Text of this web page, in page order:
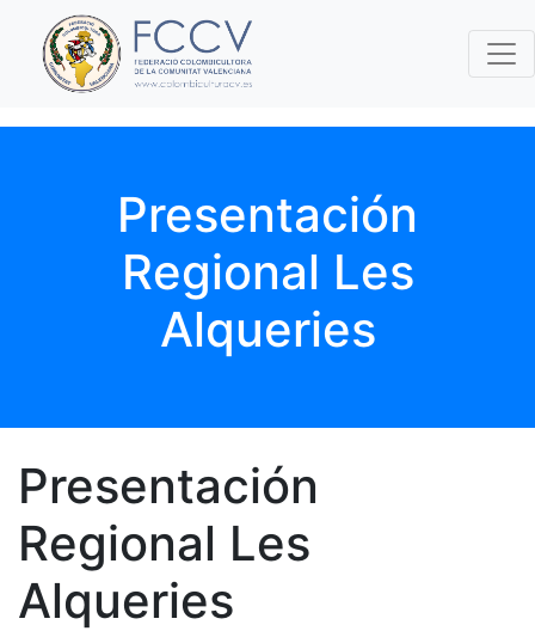
Presentación
Regional Les
Alqueries
Presentación
Regional Les
Alqueries